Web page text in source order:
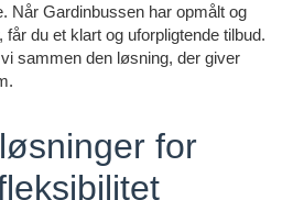
Når Gardinbussen har opmålt og
du et klart og uforpligtende tilbud.
sammen den løsning, der giver
for